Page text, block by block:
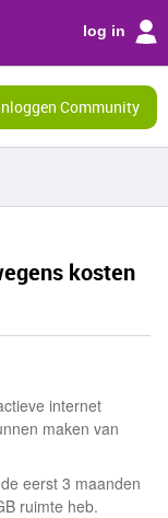
log in
Community
kosten
internet
maken van
eerst 3 maanden
ruimte heb.